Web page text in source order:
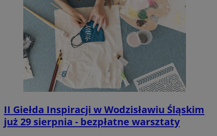
II Giełda Inspiracji w Wodzisławiu Śląskim
już 29 sierpnia - bezpłatne warsztaty